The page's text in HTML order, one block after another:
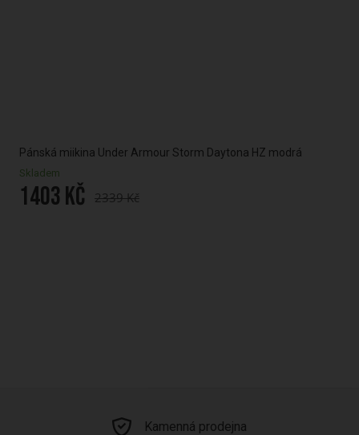
Pánská miikina Under Armour Storm Daytona HZ modrá
Skladem
1403 Kč 2339 Kč
Kamenná prodejna